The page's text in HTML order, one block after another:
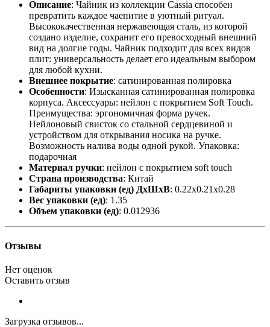
Описание: Чайник из коллекции Cassia способен
превратить каждое чаепитие в уютный ритуал.
Высококачественная нержавеющая сталь, из которой
создано изделие, сохранит его превосходный внешний
вид на долгие годы. Чайник подходит для всех видов
плит: универсальность делает его идеальным выбором
для любой кухни.
Внешнее покрытие: сатинированная полировка
Особенности: Изысканная сатинированная полировка
корпуса. Аксессуары: нейлон с покрытием Soft Touch.
Преимущества: эргономичная форма ручек.
Нейлоновый свисток со стальной сердцевиной и
устройством для открывания носика на ручке.
Возможность налива воды одной рукой. Упаковка:
подарочная
Материал ручки: нейлон с покрытием soft touch
Страна производства: Китай
Габариты упаковки (ед) ДхШхВ: 0.22x0.21x0.28
Вес упаковки (ед): 1.35
Объем упаковки (ед): 0.012936
Отзывы
Нет оценок
Оставить отзыв
Загрузка отзывов...